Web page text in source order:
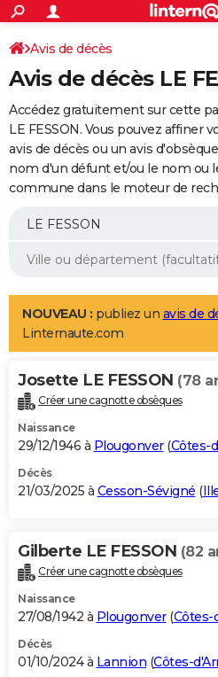
ACTUALITÉS
Politique
Société
Faits Divers
Education
Monde
Villes
+
SPORT
Coupe du monde 2026
Football
Tennis
Cyclisme
Rugby
Forum
Programme TV
TNTStreaming
Cinéma
Sorties cinéma
Musique
+FINANCE
Retraite
Epargne
Immobilier
Risques naturels par ville
Banque
Assurance
AUTO
Essais
Réserver un essai
Citadines
Berlines
SUV
Forum auto
+
Mobiles
Meilleur smartphone
Internet
Ordinateurs
Jeux vidéo
Guide high-tech
Aménagement intérieur
LIFESTYLE
Art de vivre
Bien-être
Loisirs
Mode
Modes de vie
Alimentation
Guide de la santé
Maladies
Médicaments
Sommeil
VOYAGE
Destinations
City break
Voyage nature
Voyage de noces
Forum
Climat
+PHOTO
GUIDES D'ACHAT
BONS PLANS
Carte de Noël
Carte Bonne année
Carte Saint-Valentin
Carte Pâques
Carte d'anniversaire
DICTIONNAIRE
Dictionnaire
Biographies
Citations
Expressions
Proverbes
PROGRAMME TV
S'inscrire
Se connecter
Lycées
Collèges
Primaires
Universités
Entreprises
Service militaire
Avis de recherche
AVIS DE DÉCÈS
Avis de décès
Avis de décès LE
Accédez gratuitement sur cette
LE FESSON. Vous pouvez affiner
avis de décès ou un avis
nom d'un défunt et/ou le nom ou
commune dans le moteur de
NOUVEAU : publiez un avis de
Linternaute.com
Josette LE FESSON (78
Créer une cagnotte obsèques
Naissance
29/12/1946 à Plougonver(Côtes-
Décès
21/03/2025 à Cesson-Sévigné (
Gilberte LE FESSON (82
Créer une cagnotte obsèques
Naissance
27/08/1942 à Plougonver(Côtes-
Décès
01/10/2024 à Lannion (Côtes-